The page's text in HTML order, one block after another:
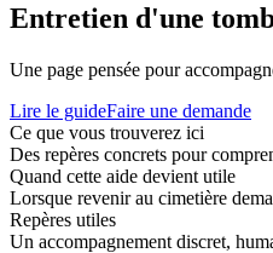
Entretien d'une
Une page pensée pour
Lire le guideFaire une demande
Ce que vous trouverez ici
Des repères concrets pour
Quand cette aide devient utile
Lorsque revenir au cimetière
Repères utiles
Un accompagnement discret,